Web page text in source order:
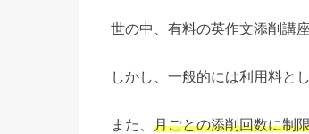
世の中、有料の英作文添削講
しかし、一般的には利用料と
また、 月ごとの添削回数に制